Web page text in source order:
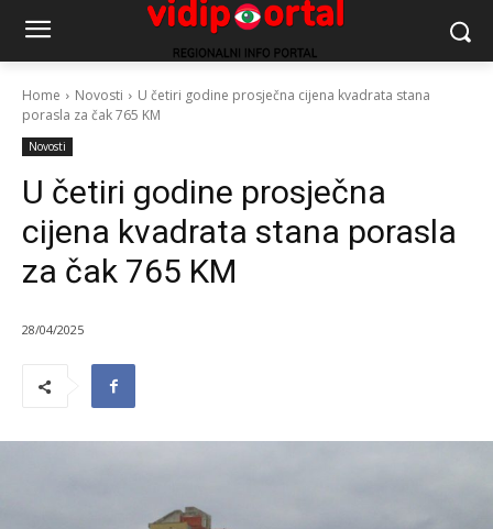
Home Novosti
U četiri godine prosječna cijena kvadrata stana
porasla za čak 765 KM
Novosti
U četiri godine prosječna
cijena kvadrata stana porasla
za čak 765 KM
28/04/2025